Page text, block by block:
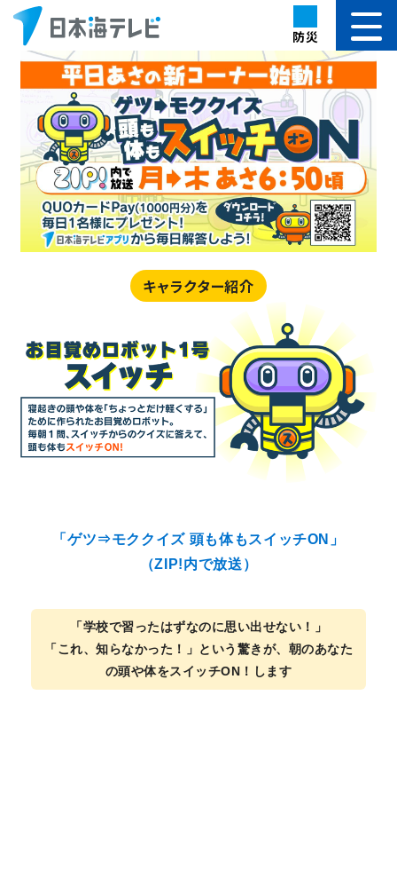
防災
キャラクター紹介
「ゲツ⇒モククイズ 頭も体もスイッチON」
（ZIP!内で放送）
「学校で習ったはずなのに思い出せない！」
「これ、知らなかった！」という驚きが、朝のあなた
の頭や体をスイッチON！します